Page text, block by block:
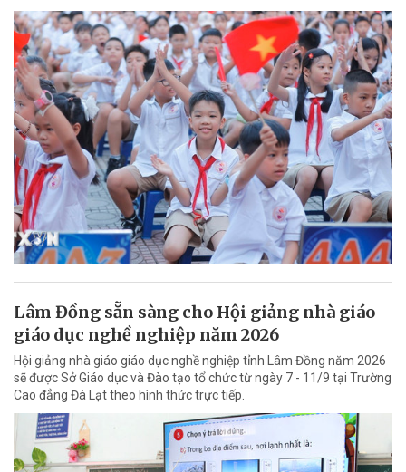
Lâm Đồng sẵn sàng cho Hội giảng nhà giáo
giáo dục nghề nghiệp năm 2026
Hội giảng nhà giáo giáo dục nghề nghiệp tỉnh Lâm Đồng năm 2026
sẽ được Sở Giáo dục và Đào tạo tổ chức từ ngày 7 - 11/9 tại Trường
Cao đẳng Đà Lạt theo hình thức trực tiếp.